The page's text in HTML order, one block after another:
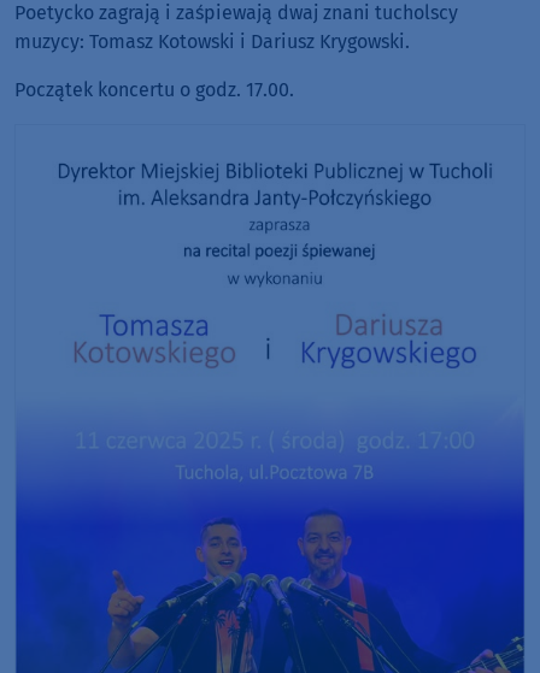
Poetycko zagrają i zaśpiewają dwaj znani tucholscy
muzycy: Tomasz Kotowski i Dariusz Krygowski.
Początek koncertu o godz. 17.00.